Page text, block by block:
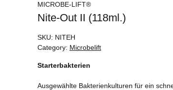
MICROBE-LIFT®
Nite-Out II (118ml.)
SKU: NITEH
Category: Microbelift
Starterbakterien
Ausgewählte Bakterienkulturen für ein